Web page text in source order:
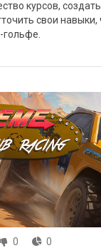
курсов,
свои навыки,
0 0